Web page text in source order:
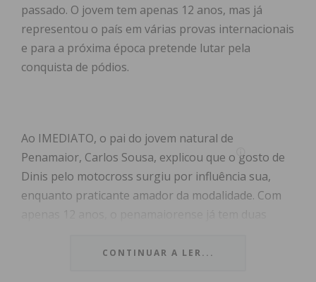
passado. O jovem tem apenas 12 anos, mas já
representou o país em várias provas internacionais
e para a próxima época pretende lutar pela
conquista de pódios.
Ao IMEDIATO, o pai do jovem natural de
Penamaior, Carlos Sousa, explicou que o gosto de
Dinis pelo motocross surgiu por influência sua,
enquanto praticante amador da modalidade. Com
competição, e no Campeonato Nacional de
CONTINUAR A LER...